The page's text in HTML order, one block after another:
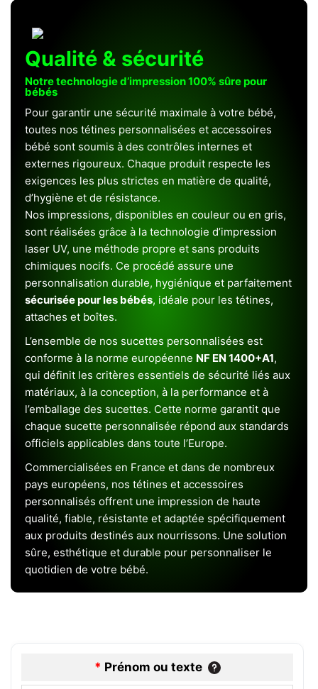
Qualité & sécurité
Notre technologie d’impression 100% sûre pour
bébés
Pour garantir une sécurité maximale à votre bébé,
toutes nos tétines personnalisées et accessoires
bébé sont soumis à des contrôles internes et
externes rigoureux. Chaque produit respecte les
exigences les plus strictes en matière de qualité,
d’hygiène et de résistance.
Nos impressions, disponibles en couleur ou en gris,
sont réalisées grâce à la technologie d’impression
laser UV, une méthode propre et sans produits
chimiques nocifs. Ce procédé assure une
personnalisation durable, hygiénique et parfaitement
sécurisée pour les bébés, idéale pour les tétines,
attaches et boîtes.
L’ensemble de nos sucettes personnalisées est
conforme à la norme européenne NF EN 1400+A1,
qui définit les critères essentiels de sécurité liés aux
matériaux, à la conception, à la performance et à
l’emballage des sucettes. Cette norme garantit que
chaque sucette personnalisée répond aux standards
officiels applicables dans toute l’Europe.
Commercialisées en France et dans de nombreux
pays européens, nos tétines et accessoires
personnalisés offrent une impression de haute
qualité, fiable, résistante et adaptée spécifiquement
aux produits destinés aux nourrissons. Une solution
sûre, esthétique et durable pour personnaliser le
quotidien de votre bébé.
* Prénom ou texte